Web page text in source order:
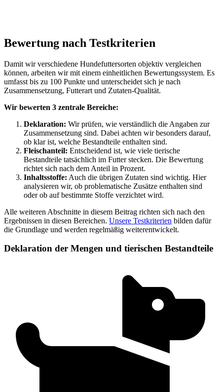
Bewertung nach Testkriterien
Damit wir verschiedene Hundefuttersorten objektiv vergleichen
können, arbeiten wir mit einem einheitlichen Bewertungssystem. Es
umfasst bis zu 100 Punkte und unterscheidet sich je nach
Zusammensetzung, Futterart und Zutaten-Qualität.
Wir bewerten 3 zentrale Bereiche:
Deklaration: Wir prüfen, wie verständlich die Angaben zur
Zusammensetzung sind. Dabei achten wir besonders darauf,
ob klar ist, welche Bestandteile enthalten sind.
Fleischanteil: Entscheidend ist, wie viele tierische
Bestandteile tatsächlich im Futter stecken. Die Bewertung
richtet sich nach dem Anteil in Prozent.
Inhaltsstoffe: Auch die übrigen Zutaten sind wichtig. Hier
analysieren wir, ob problematische Zusätze enthalten sind
oder ob auf bestimmte Stoffe verzichtet wird.
Alle weiteren Abschnitte in diesem Beitrag richten sich nach den
Ergebnissen in diesen Bereichen. Unsere Testkriterien bilden dafür
die Grundlage und werden regelmäßig weiterentwickelt.
Deklaration der Mengen und tierischen Bestandteile